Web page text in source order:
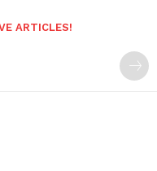
ARTICLES!